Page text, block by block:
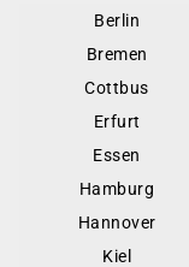
Berlin
Bremen
Cottbus
Erfurt
Essen
Hamburg
Hannover
Kiel